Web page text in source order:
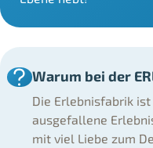
Warum bei der
Die Erlebnisfabrik
ausgefallene
mit viel Liebe zum